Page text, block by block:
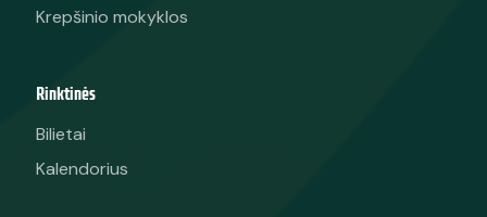
Krepšinio mokyklos
Rinktinės
Bilietai
Kalendorius